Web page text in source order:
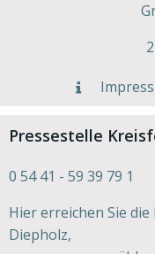
Pressestelle
0 54 41 - 59 39 79 1
Hier erreichen Sie